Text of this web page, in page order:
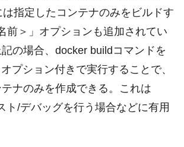
指定したコンテナのみをビルドす
前＞」オプションも追加されてい
の場合、docker buildコマンドを
プション付きで実行することで、
ナのみを作成できる。これは
ト/デバッグを行う場合などに有用